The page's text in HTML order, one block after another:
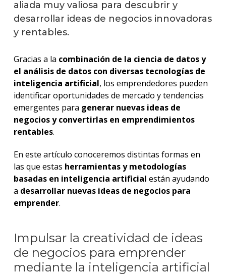
aliada muy valiosa para descubrir y
desarrollar ideas de negocios innovadoras
y rentables.
Gracias a la combinación de la ciencia de datos y
el análisis de datos con diversas tecnologías de
inteligencia artificial, los emprendedores pueden
identificar oportunidades de mercado y tendencias
emergentes para generar nuevas ideas de
negocios y convertirlas en emprendimientos
rentables.
En este artículo conoceremos distintas formas en
las que estas herramientas y metodologías
basadas en inteligencia artificial están ayudando
a desarrollar nuevas ideas de negocios para
emprender.
Impulsar la creatividad de ideas
de negocios para emprender
mediante la inteligencia artificial